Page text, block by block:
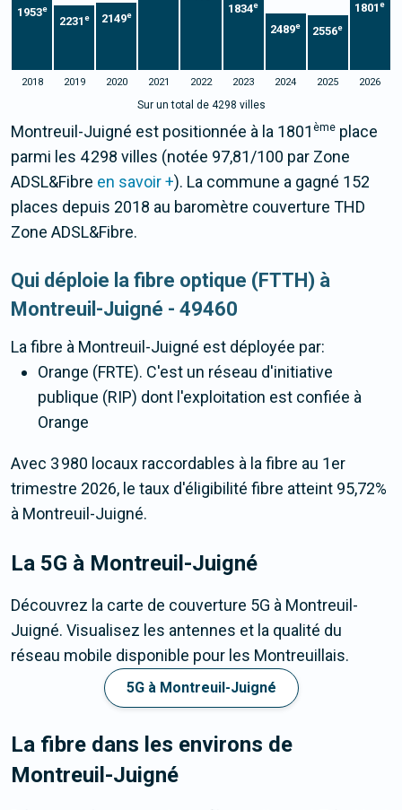
1953e
2231 e 2149e 1834e
2489e 2556e
1801e
2018 2019 2020 2021 2022 2023 2024 2025 2026
Sur un total de 4298 villes
Montreuil-Juigné est positionnée à la 1801 ème place
parmi les 4 298 villes (notée 97,81/100 par Zone
ADSL&Fibre en savoir +). La commune a gagné 152
places depuis 2018 au baromètre couverture THD
Zone ADSL&Fibre.
Qui déploie la fibre optique (FTTH) à
Montreuil-Juigné - 49460
La fibre à Montreuil-Juigné est déployée par:
Orange (FRTE). C'est un réseau d'initiative
publique (RIP) dont l'exploitation est confiée à
Orange
Avec 3 980 locaux raccordables à la fibre au 1er
trimestre 2026, le taux d'éligibilité fibre atteint 95,72%
à Montreuil-Juigné.
La 5G à Montreuil-Juigné
Découvrez la carte de couverture 5G à Montreuil-
Juigné. Visualisez les antennes et la qualité du
réseau mobile disponible pour les Montreuillais.
5G à Montreuil-Juigné
La fibre dans les environs de
Montreuil-Juigné